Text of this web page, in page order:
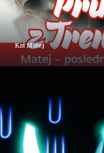
Kat Matej